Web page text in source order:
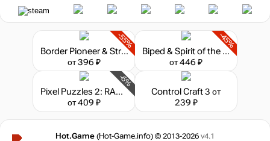
-55%
Border Pioneer & Stray Path Bundle
от 396 ₽
-45%
Biped & Spirit of the Island - Bundle
от 446 ₽
-6%
Pixel Puzzles 2: RADical ROACH
от 409 ₽
Control Craft 3 от
239 ₽
Hot.Game (Hot-Game.info) © 2013-2026 v4.1